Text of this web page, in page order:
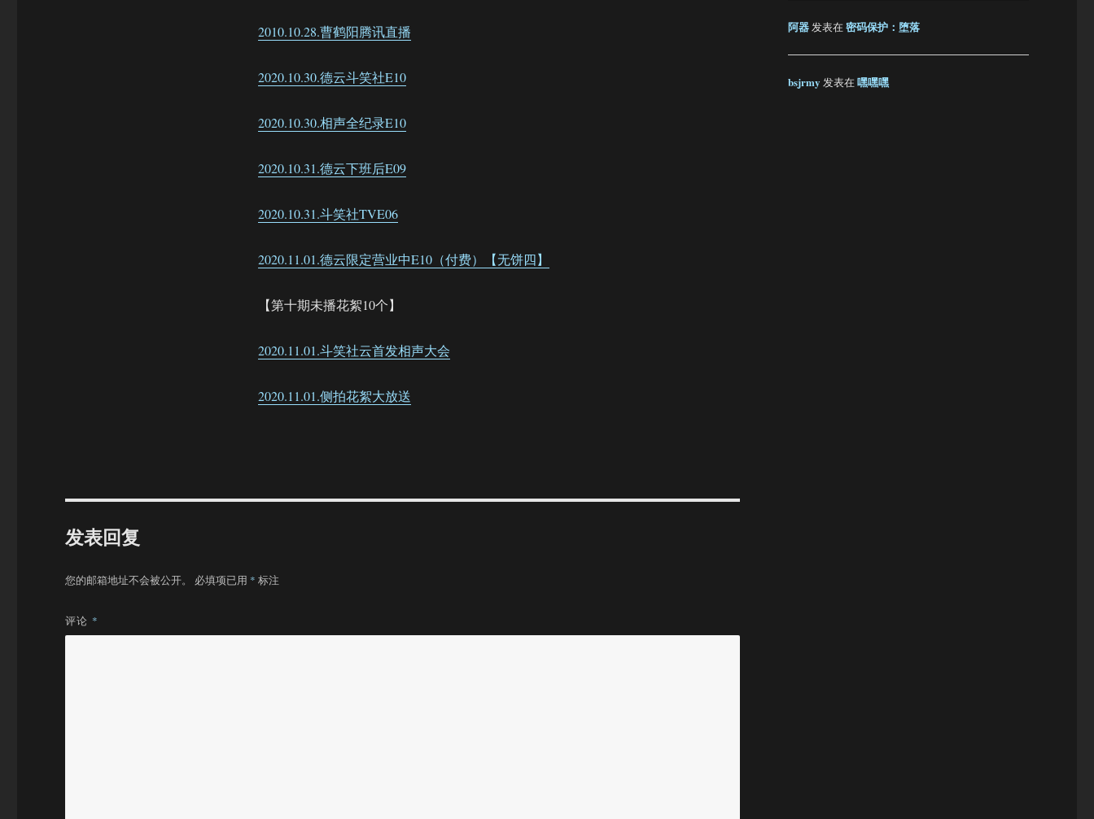
2010.10.28.曹鹤阳腾讯直播
2020.10.30.德云斗笑社E10
2020.10.30.相声全纪录E10
2020.10.31.德云下班后E09
2020.10.31.斗笑社TVE06
2020.11.01.德云限定营业中E10（付费）【无饼四】
【第十期未播花絮10个】
2020.11.01.斗笑社云首发相声大会
2020.11.01.侧拍花絮大放送
发表回复
您的邮箱地址不会被公开。 必填项已用 * 标注
评论 *
阿器发表在密码保护：堕落
bsjrmy 发表在嘿嘿嘿